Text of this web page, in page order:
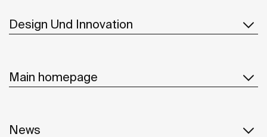
Design Und Innovation
Main homepage
News